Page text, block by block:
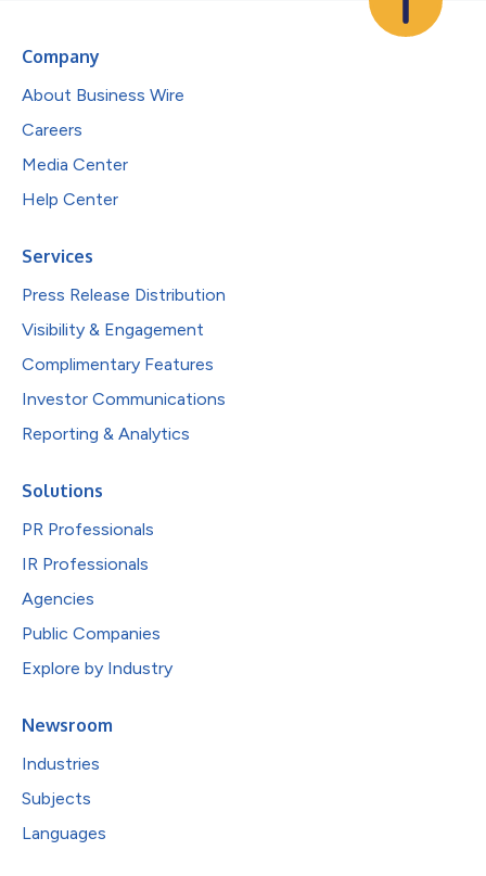
Company
About Business Wire
Careers
Media Center
Help Center
Services
Press Release Distribution
Visibility & Engagement
Complimentary Features
Investor Communications
Reporting & Analytics
Solutions
PR Professionals
IR Professionals
Agencies
Public Companies
Explore by Industry
Newsroom
Industries
Subjects
Languages